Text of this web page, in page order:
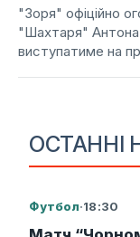
ОСТАННІ
Футбол·18:30
"Зоря" офіційно
"Шахтаря" Антона
виступатиме на